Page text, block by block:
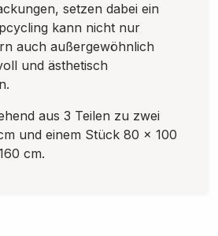
setzen dabei ein
kann nicht nur
auch außergewöhnlich
und ästhetisch
aus 3 Teilen zu zwei
und einem Stück 80 x 100
cm.